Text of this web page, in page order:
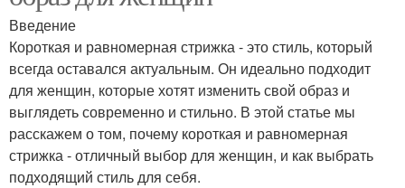
Года для женщин
Прически для полных
женщин
Стрижки для полных
женщин
Боб для женщин
Введение
Короткая и равномерная стрижка - это стиль, который
всегда оставался актуальным. Он идеально подходит
для женщин, которые хотят изменить свой образ и
выглядеть современно и стильно. В этой статье мы
расскажем о том, почему короткая и равномерная
стрижка - отличный выбор для женщин, и как выбрать
подходящий стиль для себя.